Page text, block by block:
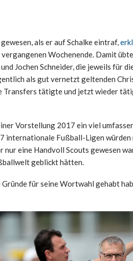
als er auf Schalke eintraf,
Wochenende. Damit
Jochen Schneider, die jeweils für
als gut vernetzt geltenden
Transfers tätigte und jetzt wieder
Vorstellung 2017 ein viel
internationale Fußball-Ligen
nur eine Handvoll Scouts gewesen
geblickt hätten.
für seine Wortwahl gehabt